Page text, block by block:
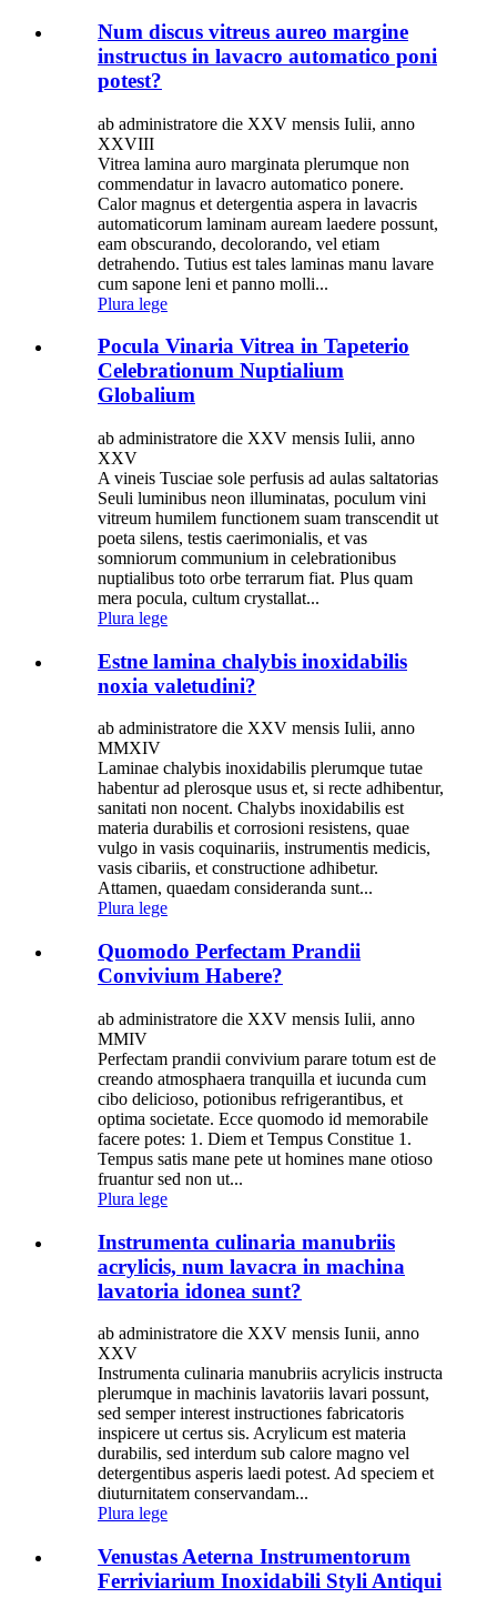
Num discus vitreus aureo margine
instructus in lavacro automatico poni
potest?
ab administratore die XXV mensis Iulii, anno
XXVIII
Vitrea lamina auro marginata plerumque non
commendatur in lavacro automatico ponere.
Calor magnus et detergentia aspera in lavacris
automaticorum laminam auream laedere possunt,
eam obscurando, decolorando, vel etiam
detrahendo. Tutius est tales laminas manu lavare
cum sapone leni et panno molli...
Plura lege
Pocula Vinaria Vitrea in Tapeterio
Celebrationum Nuptialium
Globalium
ab administratore die XXV mensis Iulii, anno
XXV
A vineis Tusciae sole perfusis ad aulas saltatorias
Seuli luminibus neon illuminatas, poculum vini
vitreum humilem functionem suam transcendit ut
poeta silens, testis caerimonialis, et vas
somniorum communium in celebrationibus
nuptialibus toto orbe terrarum fiat. Plus quam
mera pocula, cultum crystallat...
Plura lege
Estne lamina chalybis inoxidabilis
noxia valetudini?
ab administratore die XXV mensis Iulii, anno
MMXIV
Laminae chalybis inoxidabilis plerumque tutae
habentur ad plerosque usus et, si recte adhibentur,
sanitati non nocent. Chalybs inoxidabilis est
materia durabilis et corrosioni resistens, quae
vulgo in vasis coquinariis, instrumentis medicis,
vasis cibariis, et constructione adhibetur.
Attamen, quaedam consideranda sunt...
Plura lege
Quomodo Perfectam Prandii
Convivium Habere?
ab administratore die XXV mensis Iulii, anno
MMIV
Perfectam prandii convivium parare totum est de
creando atmosphaera tranquilla et iucunda cum
cibo delicioso, potionibus refrigerantibus, et
optima societate. Ecce quomodo id memorabile
facere potes: 1. Diem et Tempus Constitue 1.
Tempus satis mane pete ut homines mane otioso
fruantur sed non ut...
Plura lege
Instrumenta culinaria manubriis
acrylicis, num lavacra in machina
lavatoria idonea sunt?
ab administratore die XXV mensis Iunii, anno
XXV
Instrumenta culinaria manubriis acrylicis instructa
plerumque in machinis lavatoriis lavari possunt,
sed semper interest instructiones fabricatoris
inspicere ut certus sis. Acrylicum est materia
durabilis, sed interdum sub calore magno vel
detergentibus asperis laedi potest. Ad speciem et
diuturnitatem conservandam...
Plura lege
Venustas Aeterna Instrumentorum
Ferriviarium Inoxidabili Styli Antiqui